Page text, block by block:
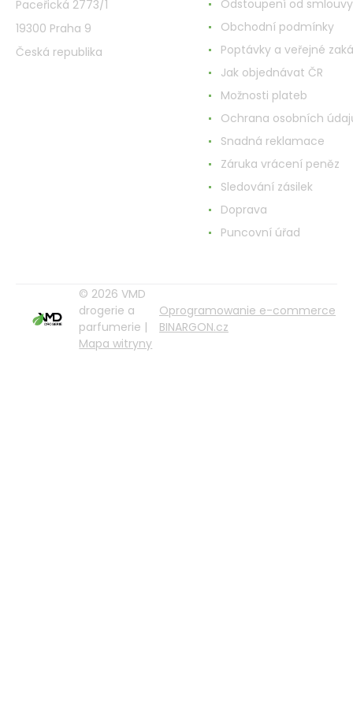
Paceřická 2773/1
19300 Praha 9
Česká republika
Odstoupení od smlouvy
Obchodní podmínky
Poptávky a veřejné
Jak objednávat ČR
Možnosti plateb
Ochrana osobních
Snadná reklamace
Záruka vrácení peněz
Sledování zásilek
Doprava
Puncovní úřad
© 2026 VMD
drogerie a
parfumerie |
Mapa witryny
Oprogramowanie e-commerce
BINARGON.cz